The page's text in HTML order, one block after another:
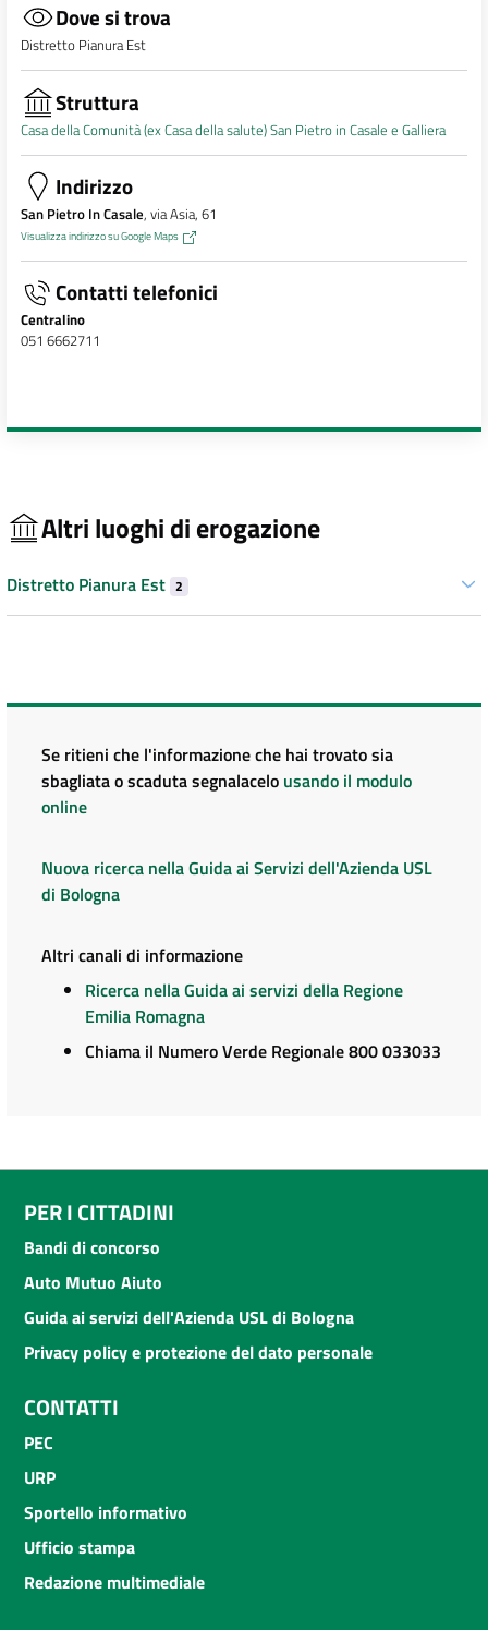
Dove si trova
Distretto Pianura Est
Struttura
Casa della Comunità (ex Casa della salute) San Pietro in Casale e Galliera
Indirizzo
San Pietro In Casale, via Asia, 61
Visualizza indirizzo su Google Maps
Contatti telefonici
Centralino
051 6662711
Altri luoghi di erogazione
Distretto Pianura Est 2
Se ritieni che l'informazione che hai trovato sia
sbagliata o scaduta segnalacelo usando il modulo
online
Nuova ricerca nella Guida ai Servizi dell'Azienda USL
di Bologna
Altri canali di informazione
Ricerca nella Guida ai servizi della Regione
Emilia Romagna
Chiama il Numero Verde Regionale 800 033033
PER I CITTADINI
Bandi di concorso
Auto Mutuo Aiuto
Guida ai servizi dell'Azienda USL di Bologna
Privacy policy e protezione del dato personale
CONTATTI
PEC
URP
Sportello informativo
Ufficio stampa
Redazione multimediale